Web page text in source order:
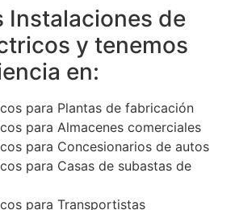
Instalaciones de
y tenemos
en:
para Plantas de fabricación
para Almacenes comerciales
para Concesionarios de autos
para Casas de subastas de
para Transportistas